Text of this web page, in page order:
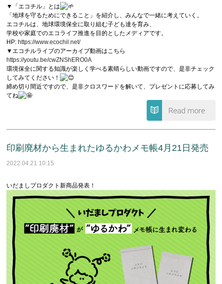
▼「エコチル」とは
「地球を守るためにできること」を紹介し、みんなで一緒に考えていく。
エコチルは、地球環境保全に取り組む子ども達を育み、
学校や家庭でのエコライフ推進を目的としたメディアです。
HP:https://www.ecochil.net/
▼エコチルライブのアーカイブ動画はこちら
https://youtu.be/cwZNShERO0A
環境保全に関する知識が楽しく学べる素晴らしい動画ですので、是非チェック
してみてください！
締め切り間近ですので、是非クロスワードを解いて、プレゼントに応募してみ
てね
印刷廃材から生まれたゆるかわメモ帳4月21日発売
2022.04.21 10:15
いだましプロダクト新商品発表！